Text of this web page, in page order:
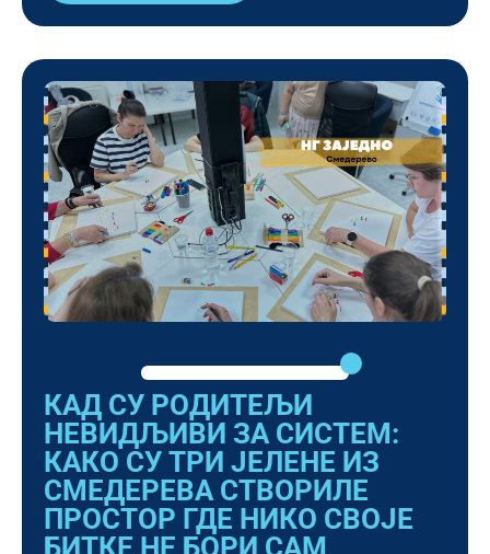
КАД СУ РОДИТЕЉИ
НЕВИДЉИВИ ЗА СИСТЕМ:
КАКО СУ ТРИ ЈЕЛЕНЕ ИЗ
СМЕДЕРЕВА СТВОРИЛЕ
ПРОСТОР ГДЕ НИКО СВОЈЕ